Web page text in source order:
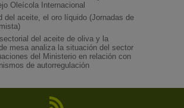
Oleícola Internacional
del aceite, el oro líquido (Jornadas de
sectorial del aceite de oliva y la
mesa analiza la situación del sector
del Ministerio en relación con
de autorregulación